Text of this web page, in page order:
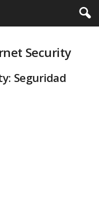
Security
Seguridad